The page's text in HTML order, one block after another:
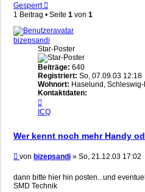
Gesperrt
1 Beitrag • Seite 1 von 1
bizepsandi
Star-Poster
Beiträge: 640
Registriert: So, 07.09.03 12:18
Wohnort: Haselund,
Kontaktdaten:
von
bizepsandi
ICQ
Wer kennt noch mehr Handy
Beitrag
von bizepsandi » So, 21.12.03 17:02
dann bitte hier hin posten...und
SMD Technik